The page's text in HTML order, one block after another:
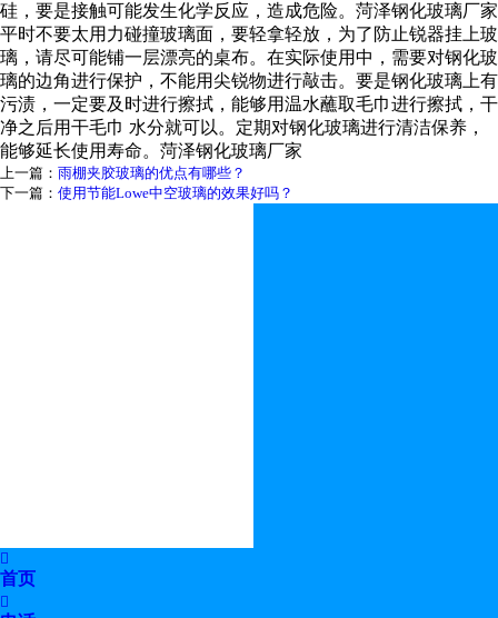
联系我们
硅，要是接触可能发生化学反应，造成危险。菏泽钢化玻璃厂家
平时不要太用力碰撞玻璃面，要轻拿轻放，为了防止锐器挂上玻
璃，请尽可能铺一层漂亮的桌布。在实际使用中，需要对钢化玻
璃的边角进行保护，不能用尖锐物进行敲击。要是钢化玻璃上有
污渍，一定要及时进行擦拭，能够用温水蘸取毛巾进行擦拭，干
净之后用干毛巾 水分就可以。定期对钢化玻璃进行清洁保养，
能够延长使用寿命。菏泽钢化玻璃厂家
上一篇： 雨棚夹胶玻璃的优点有哪些？
下一篇： 使用节能Lowe中空玻璃的效果好吗？

首页
